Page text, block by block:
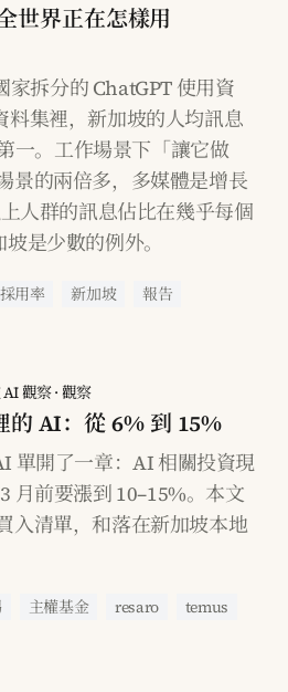
世界正在怎樣用
拆分的 ChatGPT 使用資
料集裡，新加坡的人均訊息
一。工作場景下「讓它做
景的兩倍多，多媒體是增長
人群的訊息佔比在幾乎每個
是少數的例外。
用率 新加坡 報告
觀察· 觀察
的 AI：從 6% 到 15%
單開了一章：AI 相關投資現
月前要漲到 10–15%。本文
入清單，和落在新加坡本地
主權基金 resaro
temus